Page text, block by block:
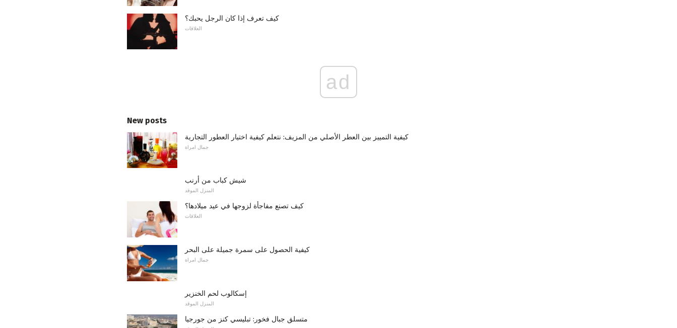
كيف تعرف إذا كان الرجل يحبك؟
العلاقات
ad
New posts
كيفية التمييز بين العطر الأصلي من المزيف: نتعلم كيفية اختيار العطور التجارية
جمال امراة
شيش كباب من أرنب
المنزل الموقد
كيف تصنع مفاجأة لزوجها في عيد ميلادها؟
العلاقات
كيفية الحصول على سمرة جميلة على البحر
جمال امراة
إسكالوب لحم الخنزير
المنزل الموقد
متسلق جبال فخور: تبليسي كنز من جورجيا